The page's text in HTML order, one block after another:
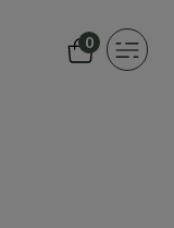
0
Toggle